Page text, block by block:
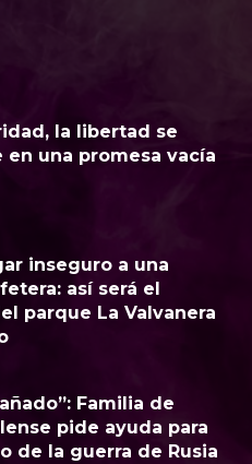
la libertad se
en una promesa vacía
inseguro a una
así será el
parque La Valvanera
Familia de
pide ayuda para
de la guerra de Rusia